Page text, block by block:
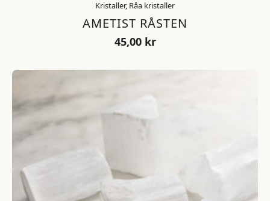
Kristaller, Råa kristaller
AMETIST RÅSTEN
45,00 kr